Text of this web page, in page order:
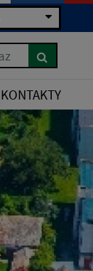
KONTAKTY